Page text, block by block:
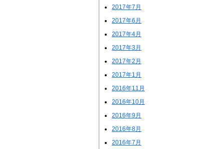
2017年7月
2017年6月
2017年4月
2017年3月
2017年2月
2017年1月
2016年11月
2016年10月
2016年9月
2016年8月
2016年7月